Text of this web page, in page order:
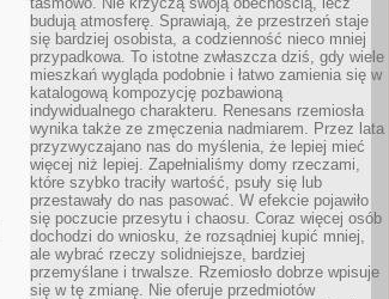
budują atmosferę. Sprawiają, że przestrzeń staje
się bardziej osobista, a codzienność nieco mniej
przypadkowa. To istotne zwłaszcza dziś, gdy wiele
mieszkań wygląda podobnie i łatwo zamienia się w
katalogową kompozycję pozbawioną
indywidualnego charakteru. Renesans rzemiosła
wynika także ze zmęczenia nadmiarem. Przez lata
przyzwyczajano nas do myślenia, że lepiej mieć
więcej niż lepiej. Zapełnialiśmy domy rzeczami,
które szybko traciły wartość, psuły się lub
przestawały do nas pasować. W efekcie pojawiło
się poczucie przesytu i chaosu. Coraz więcej osób
dochodzi do wniosku, że rozsądniej kupić mniej,
ale wybrać rzeczy solidniejsze, bardziej
przemyślane i trwalsze. Rzemiosło dobrze wpisuje
się w tę zmianę. Nie oferuje przedmiotów